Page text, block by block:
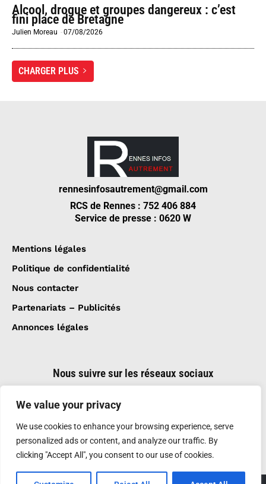
We value your privacy
We use cookies to enhance your browsing experience, serve
personalized ads or content, and analyze our traffic. By
clicking "Accept All", you consent to our use of cookies.
Alcool, drogue et groupes dangereux : c’est
fini place de Bretagne
Julien Moreau -07/08/2026
CHARGER PLUS
rennesinfosautrement@gmail.com
RCS de Rennes : 752 406 884
Service de presse : 0620 W
Mentions légales
Politique de confidentialité
Nous contacter
Partenariats – Publicités
Annonces légales
Nous suivre sur les réseaux sociaux